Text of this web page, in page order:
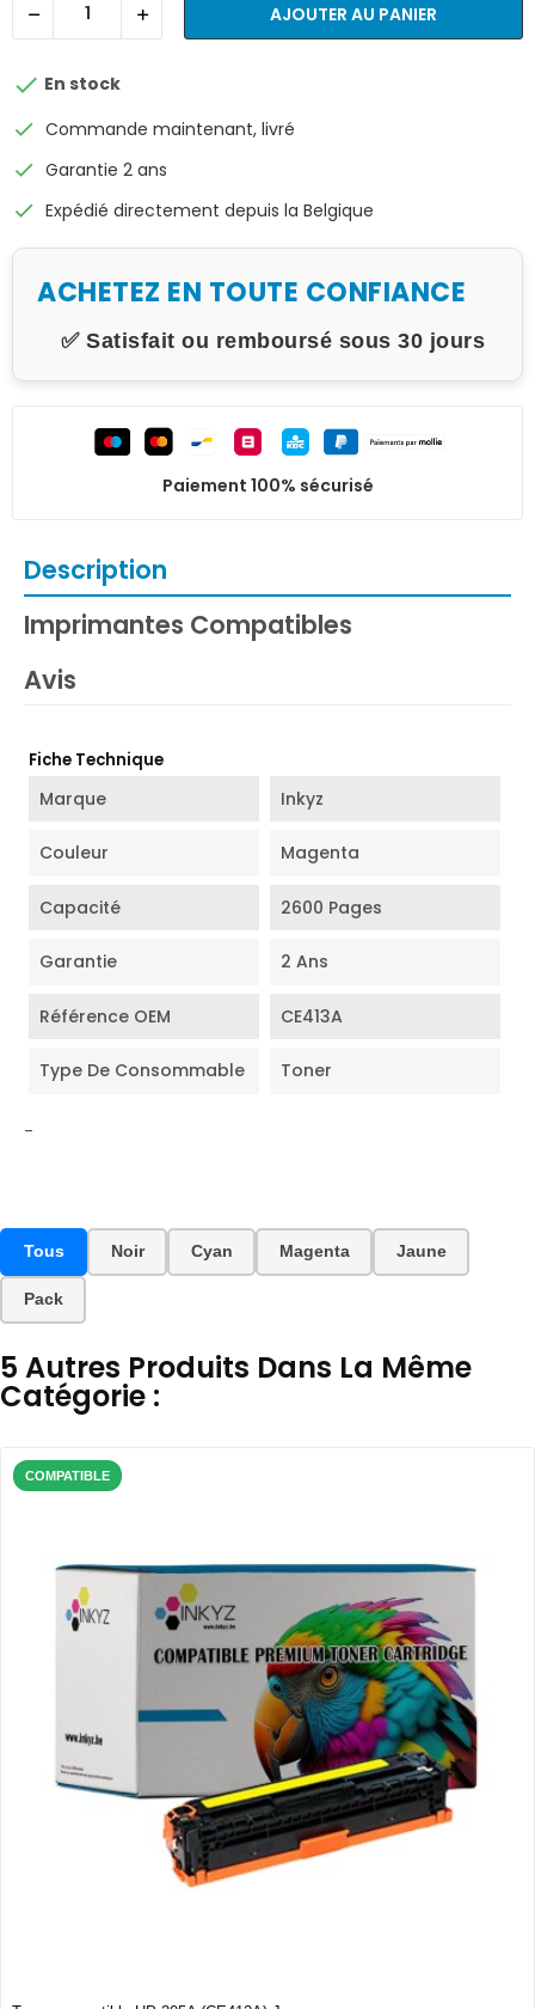
AJOUTER AU PANIER
 En stock
check Commande maintenant, livré
check Garantie 2 ans
check Expédié directement depuis la Belgique
ACHETEZ EN TOUTE CONFIANCE
✅ Satisfait ou remboursé sous 30 jours
Paiement 100% sécurisé
Description
Imprimantes Compatibles
Avis
Fiche Technique
Marque Inkyz
Couleur Magenta
Capacité 2600 Pages
Garantie 2 Ans
Référence OEM CE413A
Type De Consommable Toner
-
Tous Noir Cyan Magenta Jaune
Pack
5 Autres Produits Dans La Même
Catégorie :
COMPATIBLE